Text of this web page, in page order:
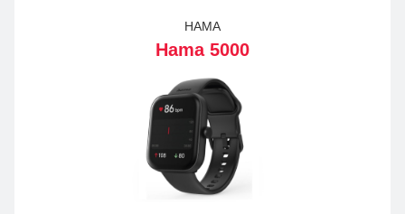
HAMA
Hama 5000